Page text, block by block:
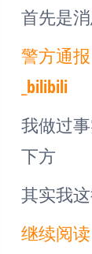
首先是
警方通
_bilibili
我做过
下方
其实我
继续阅读